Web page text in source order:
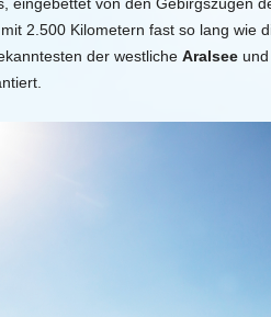
eingebettet von den Gebirgszügen
2.500 Kilometern fast so lang wie
der westliche Aralseeund